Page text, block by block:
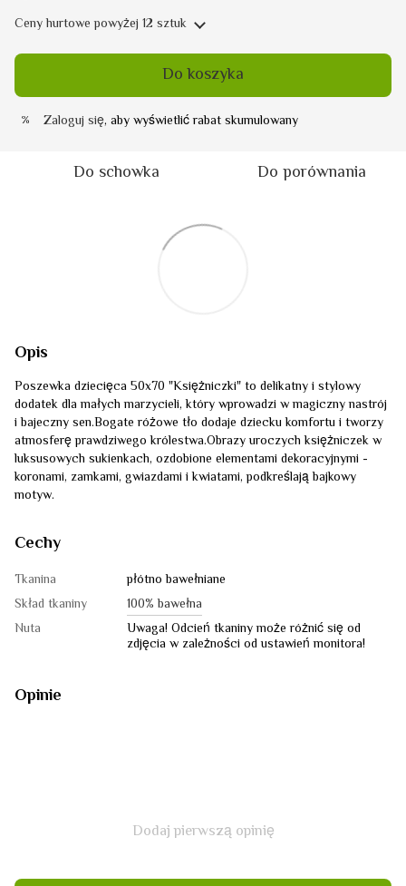
Ceny hurtowepowyżej 12 sztuk
Do koszyka
% Zaloguj się, aby wyświetlić rabat skumulowany
Do schowka Do porównania
Opis
Poszewka dziecięca 50x70 "Księżniczki" to delikatny i stylowy
dodatek dla małych marzycieli, który wprowadzi w magiczny nastrój
i bajeczny sen.Bogate różowe tło dodaje dziecku komfortu i tworzy
atmosferę prawdziwego królestwa.Obrazy uroczych księżniczek w
luksusowych sukienkach, ozdobione elementami dekoracyjnymi -
koronami, zamkami, gwiazdami i kwiatami, podkreślają bajkowy
motyw.
Cechy
Tkanina
płótno bawełniane
Skład tkaniny
100% bawełna
Nuta
Uwaga! Odcień tkaniny może różnić się od
zdjęcia w zależności od ustawień monitora!
Opinie
Dodaj pierwszą opinię